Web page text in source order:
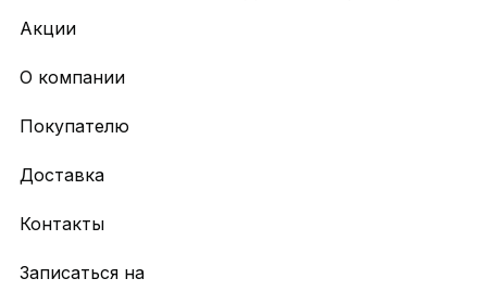
Акции
О компании
Покупателю
Доставка
Контакты
Записаться на